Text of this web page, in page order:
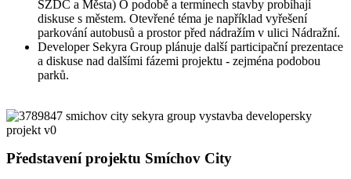
SŽDC a Města) O podobě a termínech stavby probíhají
diskuse s městem. Otevřené téma je například vyřešení
parkování autobusů a prostor před nádražím v ulici Nádražní.
Developer Sekyra Group plánuje další participační prezentace
a diskuse nad dalšími fázemi projektu - zejména podobou
parků.
Představení projektu Smíchov City